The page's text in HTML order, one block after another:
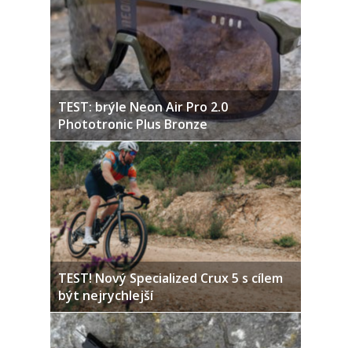
TEST: brýle Neon Air Pro 2.0
Phototronic Plus Bronze
TEST! Nový Specialized Crux 5 s cílem
být nejrychlejší